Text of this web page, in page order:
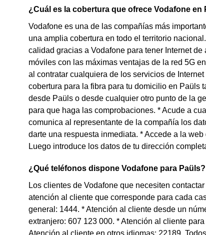
¿Cuál es la cobertura que ofrece Vodafone en
Vodafone es una de las compañías más
una amplia cobertura en todo el territorio
calidad gracias a Vodafone para tener Internet
móviles con las máximas ventajas de la red 5G
al contratar cualquiera de los servicios de
cobertura para la fibra para tu domicilio en Paüls
desde Paüls o desde cualquier otro punto de la
para que haga las comprobaciones. * Acude a
comunica al representante de la compañía los
darte una respuesta inmediata. * Accede a la
Luego introduce los datos de tu dirección
¿Qué teléfonos dispone Vodafone para Paüls?
Los clientes de Vodafone que necesiten
atención al cliente que corresponde para cada
general: 1444. * Atención al cliente desde un
extranjero: 607 123 000. * Atención al cliente
Atención al cliente en otros idiomas: 22189.